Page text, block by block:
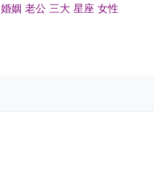
婚姻 老公 三大 星座 女性